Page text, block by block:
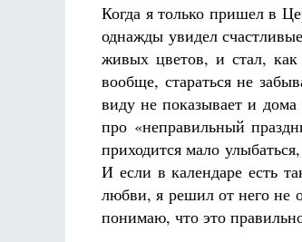
Когда я только пришел в
однажды увидел
живых цветов, и стал,
вообще, стараться не
виду не показывает и
про «неправильный
приходится мало
И если в календаре есть
любви, я решил от него не
понимаю, что это